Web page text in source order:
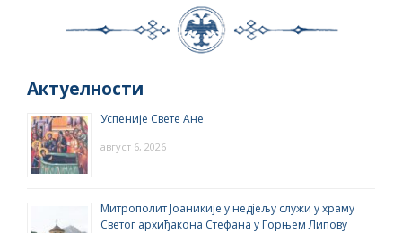
Актуелности
Успеније Свете Ане
август 6, 2026
Митрополит Јоаникије у недјељу служи у храму
Светог архиђакона Стефана у Горњем Липову